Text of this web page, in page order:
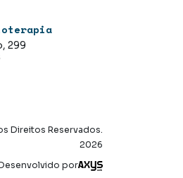
299
Direitos Reservados.
2026
por